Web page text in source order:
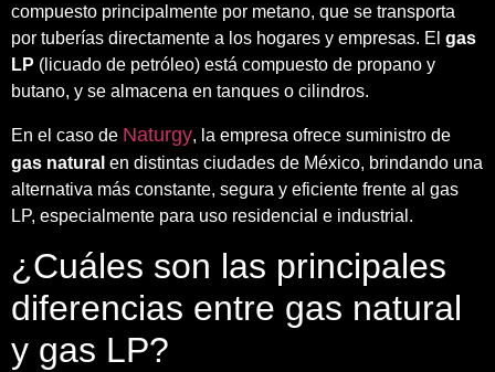
compuesto principalmente por metano, que se transporta
por tuberías directamente a los hogares y empresas. El gas
LP (licuado de petróleo) está compuesto de propano y
butano, y se almacena en tanques o cilindros.
En el caso de Naturgy, la empresa ofrece suministro de
gas natural en distintas ciudades de México, brindando una
alternativa más constante, segura y eficiente frente al gas
LP, especialmente para uso residencial e industrial.
¿Cuáles son las principales
diferencias entre gas natural
y gas LP?